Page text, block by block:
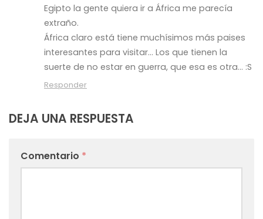
Egipto la gente quiera ir a África me parecía
extraño.
África claro está tiene muchísimos más paises
interesantes para visitar… Los que tienen la
suerte de no estar en guerra, que esa es otra… :S
Responder
DEJA UNA RESPUESTA
Comentario *